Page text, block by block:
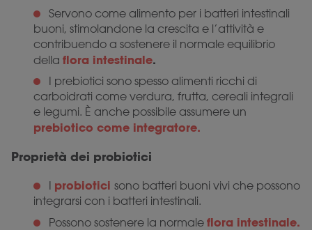
Servono come alimento per i batteri intestinali
buoni, stimolandone la crescita e l’attività e
contribuendo a sostenere il normale equilibrio
della flora intestinale.
I prebiotici sono spesso alimenti ricchi di
carboidrati come verdura, frutta, cereali integrali
e legumi. È anche possibile assumere un
prebiotico come integratore.
Proprietà dei probiotici
I probiotici sono batteri buoni vivi che possono
integrarsi con i batteri intestinali.
Possono sostenere la normale flora intestinale.